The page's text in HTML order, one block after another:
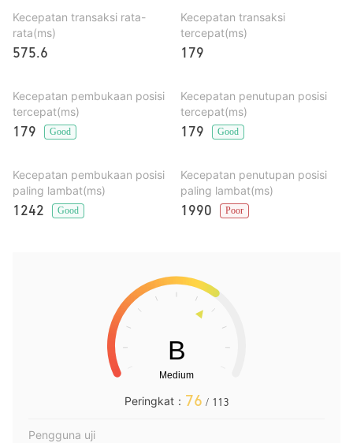
Kecepatan transaksi rata-
rata(ms)
575.6
Kecepatan transaksi
tercepat(ms)
179
Kecepatan pembukaan posisi
tercepat(ms)
179 Good
Kecepatan penutupan posisi
tercepat(ms)
179 Good
Kecepatan pembukaan posisi
paling lambat(ms)
1242 Good
Kecepatan penutupan posisi
paling lambat(ms)
1990 Poor
Peringkat： 76 / 113
Pengguna uji